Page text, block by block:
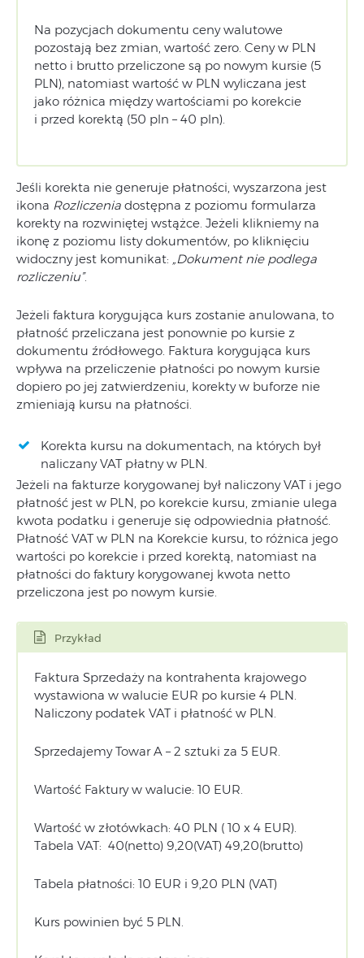
Na pozycjach dokumentu ceny walutowe
pozostają bez zmian, wartość zero. Ceny w PLN
netto i brutto przeliczone są po nowym kursie (5
PLN), natomiast wartość w PLN wyliczana jest
jako różnica między wartościami po korekcie
i przed korektą (50 pln – 40 pln).
Jeśli korekta nie generuje płatności, wyszarzona jest
ikona Rozliczenia dostępna z poziomu formularza
korekty na rozwiniętej wstążce. Jeżeli klikniemy na
ikonę z poziomu listy dokumentów, po kliknięciu
widoczny jest komunikat: „Dokument nie podlega
rozliczeniu”.
Jeżeli faktura korygująca kurs zostanie anulowana, to
płatność przeliczana jest ponownie po kursie z
dokumentu źródłowego. Faktura korygująca kurs
wpływa na przeliczenie płatności po nowym kursie
dopiero po jej zatwierdzeniu, korekty w buforze nie
zmieniają kursu na płatności.
Korekta kursu na dokumentach, na których był
naliczany VAT płatny w PLN.
Jeżeli na fakturze korygowanej był naliczony VAT i jego
płatność jest w PLN, po korekcie kursu, zmianie ulega
kwota podatku i generuje się odpowiednia płatność.
Płatność VAT w PLN na Korekcie kursu, to różnica jego
wartości po korekcie i przed korektą, natomiast na
płatności do faktury korygowanej kwota netto
przeliczona jest po nowym kursie.
Przykład
Faktura Sprzedaży na kontrahenta krajowego
wystawiona w walucie EUR po kursie 4 PLN.
Naliczony podatek VAT i płatność w PLN.
Sprzedajemy Towar A – 2 sztuki za 5 EUR.
Wartość Faktury w walucie: 10 EUR.
Wartość w złotówkach: 40 PLN ( 10 x 4 EUR).
Tabela VAT: 40(netto) 9,20(VAT) 49,20(brutto)
Tabela płatności: 10 EUR i 9,20 PLN (VAT)
Kurs powinien być 5 PLN.